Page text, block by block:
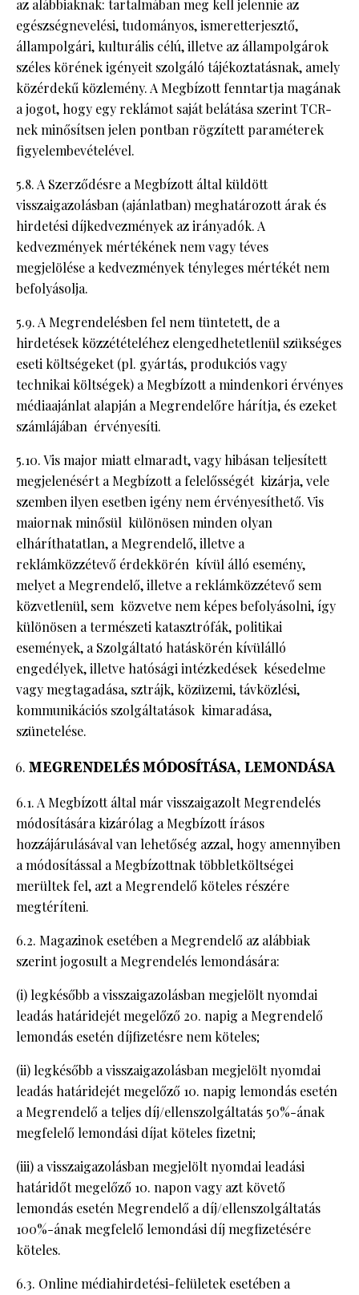
az alábbiaknak: tartalmában meg kell jelennie az
egészségnevelési, tudományos, ismeretterjesztő,
állampolgári, kulturális célú, illetve az állampolgárok
széles körének igényeit szolgáló tájékoztatásnak, amely
közérdekű közlemény. A Megbízott fenntartja magának
a jogot, hogy egy reklámot saját belátása szerint TCR-
nek minősítsen jelen pontban rögzített paraméterek
figyelembevételével.
5.8. A Szerződésre a Megbízott által küldött
visszaigazolásban (ajánlatban) meghatározott árak és
hirdetési díjkedvezmények az irányadók. A
kedvezmények mértékének nem vagy téves
megjelölése a kedvezmények tényleges mértékét nem
befolyásolja.
5.9. A Megrendelésben fel nem tüntetett, de a
hirdetések közzétételéhez elengedhetetlenül szükséges
eseti költségeket (pl. gyártás, produkciós vagy
technikai költségek) a Megbízott a mindenkori érvényes
médiaajánlat alapján a Megrendelőre hárítja, és ezeket
számlájában érvényesíti.
5.10. Vis major miatt elmaradt, vagy hibásan teljesített
megjelenésért a Megbízott a felelősségét kizárja, vele
szemben ilyen esetben igény nem érvényesíthető. Vis
maiornak minősül különösen minden olyan
elháríthatatlan, a Megrendelő, illetve a
reklámközzétevő érdekkörén kívül álló esemény,
melyet a Megrendelő, illetve a reklámközzétevő sem
közvetlenül, sem közvetve nem képes befolyásolni, így
különösen a természeti katasztrófák, politikai
események, a Szolgáltató hatáskörén kívülálló
engedélyek, illetve hatósági intézkedések késedelme
vagy megtagadása, sztrájk, közüzemi, távközlési,
kommunikációs szolgáltatások kimaradása,
szünetelése.
MEGRENDELÉS MÓDOSÍTÁSA, LEMONDÁSA
6.1. A Megbízott által már visszaigazolt Megrendelés
módosítására kizárólag a Megbízott írásos
hozzájárulásával van lehetőség azzal, hogy amennyiben
a módosítással a Megbízottnak többletköltségei
merültek fel, azt a Megrendelő köteles részére
megtéríteni.
6.2. Magazinok esetében a Megrendelő az alábbiak
szerint jogosult a Megrendelés lemondására:
(i) legkésőbb a visszaigazolásban megjelölt nyomdai
leadás határidejét megelőző 20. napig a Megrendelő
lemondás esetén díjfizetésre nem köteles;
(ii) legkésőbb a visszaigazolásban megjelölt nyomdai
leadás határidejét megelőző 10. napig lemondás esetén
a Megrendelő a teljes díj/ellenszolgáltatás 50%-ának
megfelelő lemondási díjat köteles fizetni;
(iii) a visszaigazolásban megjelölt nyomdai leadási
határidőt megelőző 10. napon vagy azt követő
lemondás esetén Megrendelő a díj/ellenszolgáltatás
100%-ának megfelelő lemondási díj megfizetésére
köteles.
6.3. Online médiahirdetési-felületek esetében a